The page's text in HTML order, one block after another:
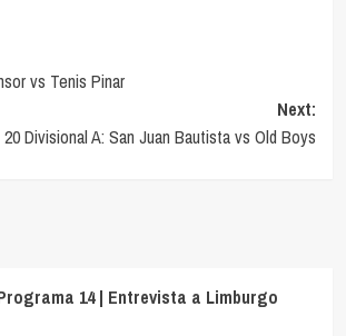
vs Tenis Pinar
Next:
20 Divisional A: San Juan Bautista vs Old Boys
14 | Entrevista a Limburgo